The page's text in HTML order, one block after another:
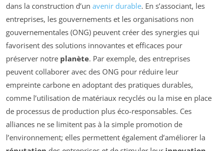
dans la construction d’un avenir durable. En s’associant, les
entreprises, les gouvernements et les organisations non
gouvernementales (ONG) peuvent créer des synergies qui
favorisent des solutions innovantes et efficaces pour
préserver notre planète. Par exemple, des entreprises
peuvent collaborer avec des ONG pour réduire leur
empreinte carbone en adoptant des pratiques durables,
comme l’utilisation de matériaux recyclés ou la mise en place
de processus de production plus éco-responsables. Ces
alliances ne se limitent pas à la simple promotion de
l’environnement; elles permettent également d’améliorer la